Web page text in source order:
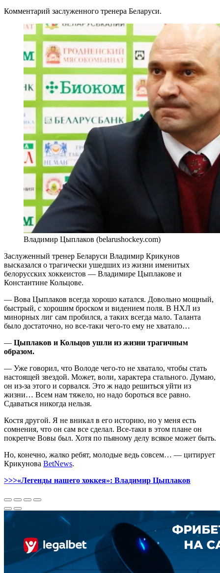
Комментарий заслуженного тренера Беларуси.
Владимир Цыплаков (belarushockey.com)
Заслуженный тренер Беларуси Владимир Крикунов
высказался о трагически ушедших из жизни именитых
белорусских хоккеистов — Владимире Цыплакове и
Константине Кольцове.
— Вова Цыплаков всегда хорошо катался. Довольно мощный,
быстрый, с хорошим броском и видением поля. В НХЛ из
минорных лиг сам пробился, а таких всегда мало. Таланта
было достаточно, но все-таки чего-то ему не хватало…
— Цыплаков и Кольцов ушли из жизни трагичным
образом.
— Уже говорил, что Володе чего-то не хватало, чтобы стать
настоящей звездой. Может, воли, характера стального. Думаю,
он из-за этого и сорвался. Это ж надо решиться уйти из
жизни… Всем нам тяжело, но надо бороться все равно.
Сдаваться никогда нельзя.
Костя другой. Я не вникал в его историю, но у меня есть
сомнения, что он сам все сделал. Все-таки в этом плане он
покрепче Вовы был. Хотя по пьяному делу всякое может быть.
Но, конечно, жалко ребят, молодые ведь совсем… — цитирует
Крикунова BetNews.
>>>«Легенды нашего хоккея»: Владимир Цыплаков